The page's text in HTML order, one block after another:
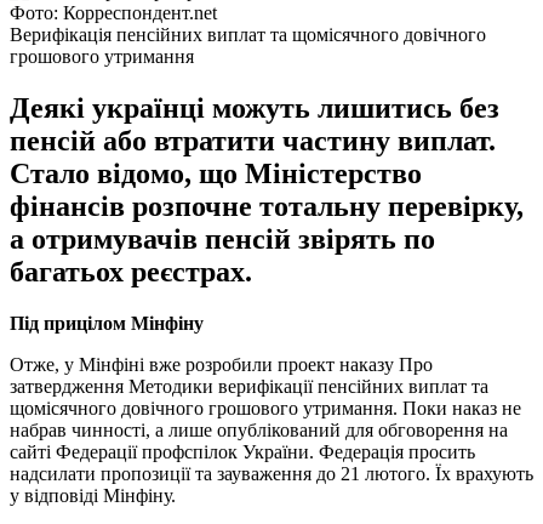
Фото: Корреспондент.net
Верифікація пенсійних виплат та щомісячного довічного
грошового утримання
Деякі українці можуть лишитись без
пенсій або втратити частину виплат.
Стало відомо, що Міністерство
фінансів розпочне тотальну перевірку,
а отримувачів пенсій звірять по
багатьох реєстрах.
Під прицілом Мінфіну
Отже, у Мінфіні вже розробили проект наказу Про
затвердження Методики верифікації пенсійних виплат та
щомісячного довічного грошового утримання. Поки наказ не
набрав чинності, а лише опублікований для обговорення на
сайті Федерації профспілок України. Федерація просить
надсилати пропозиції та зауваження до 21 лютого. Їх врахують
у відповіді Мінфіну.